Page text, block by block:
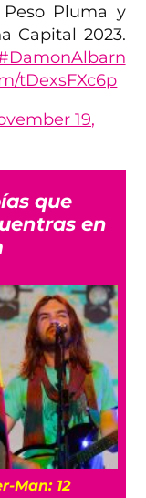
Pluma y
Capital 2023.
tDexsFXc6p
19,
que
en
Man: 12